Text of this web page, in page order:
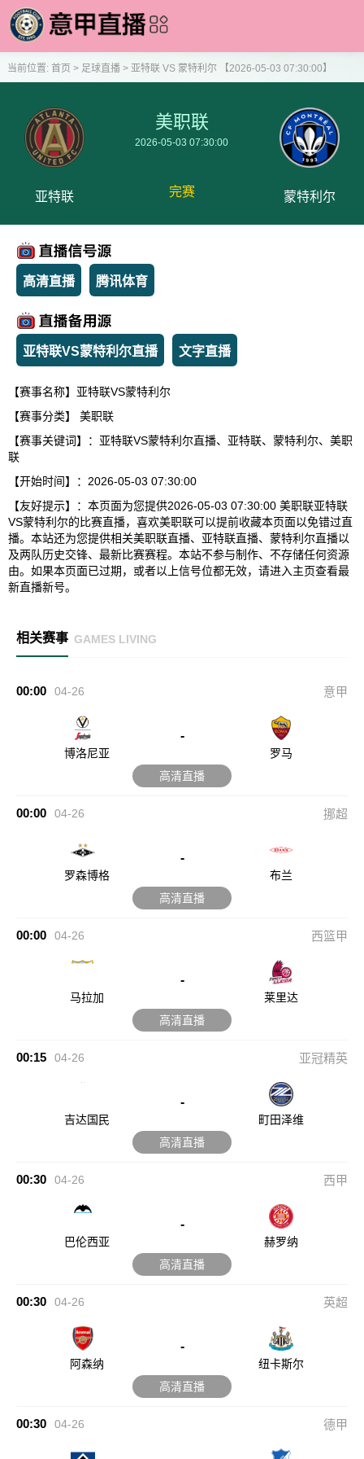
当前位置: 首页 > 足球直播> 亚特联 VS 蒙特利尔 【2026-05-03 07:30:00】
亚特联
美职联
2026-05-03 07:30:00
完赛 蒙特利尔
高清直播 腾讯体育
亚特联VS蒙特利尔直播 文字直播
【赛事名称】亚特联VS蒙特利尔
【赛事分类】 美职联
【赛事关键词】：亚特联VS蒙特利尔直播、亚特联、蒙特利尔、美职
联
【开始时间】：2026-05-03 07:30:00
【友好提示】：本页面为您提供2026-05-03 07:30:00 美职联亚特联
VS蒙特利尔的比赛直播，喜欢美职联可以提前收藏本页面以免错过直
播。本站还为您提供相关美职联直播、亚特联直播、蒙特利尔直播以
及两队历史交锋、最新比赛赛程。本站不参与制作、不存储任何资源
由。如果本页面已过期，或者以上信号位都无效，请进入主页查看最
新直播新号。
相关赛事 GAMES LIVING
00:00 04-26 意甲
博洛尼亚
-
罗马
高清直播
00:00 04-26 挪超
罗森博格
-
布兰
高清直播
00:00 04-26 西篮甲
马拉加
-
莱里达
高清直播
00:15 04-26 亚冠精英
吉达国民
-
町田泽维
高清直播
00:30 04-26 西甲
巴伦西亚
-
赫罗纳
高清直播
00:30 04-26 英超
阿森纳
-
纽卡斯尔
高清直播
00:30 04-26 德甲